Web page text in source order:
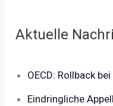
Aktuelle
OECD: Rollback
Eindringliche